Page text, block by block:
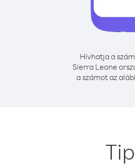
Hívhatja a
Sierra Leone
a számot az